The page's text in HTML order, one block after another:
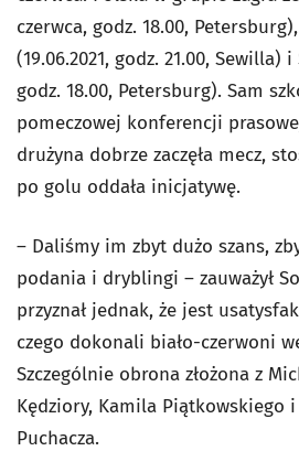
czerwca, godz. 18.00,
(19.06.2021, godz. 21.00, Sewilla) i
godz. 18.00, Petersburg). Sam
pomeczowej konferencji
drużyna dobrze zaczęła mecz,
po golu oddała inicjatywę.
– Daliśmy im zbyt dużo szans,
podania i dryblingi – zauważył
przyznał jednak, że jest
czego dokonali biało-czerwoni
Szczególnie obrona złożona z
Kędziory, Kamila Piątkowskiego
Puchacza.